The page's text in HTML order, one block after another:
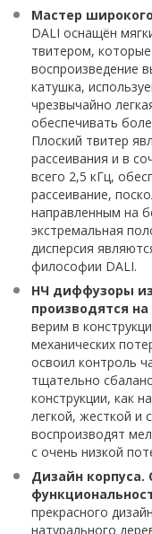
Мастер
DALI оснащён
твитером,
воспроизведение
катушка,
чрезвычайно
обеспечивать
Плоский твитер
рассеивания и в
всего 2,5 кГц,
рассеивание,
направленным на
экстремальная
дисперсия
философии DALI.
НЧ диффузоры
производятся
верим в
механических
освоил контроль
тщательно
конструкции, как
легкой, жесткой и
воспроизводят
с очень низкой
Дизайн корпуса.
прекрасного
натурального